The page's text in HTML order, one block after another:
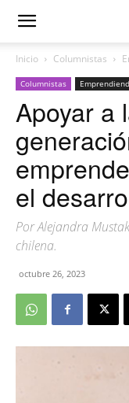
Inicio Columnistas
Columnistas
Apoyar a
el
Por Alejandra
chilena.
octubre 26, 2023